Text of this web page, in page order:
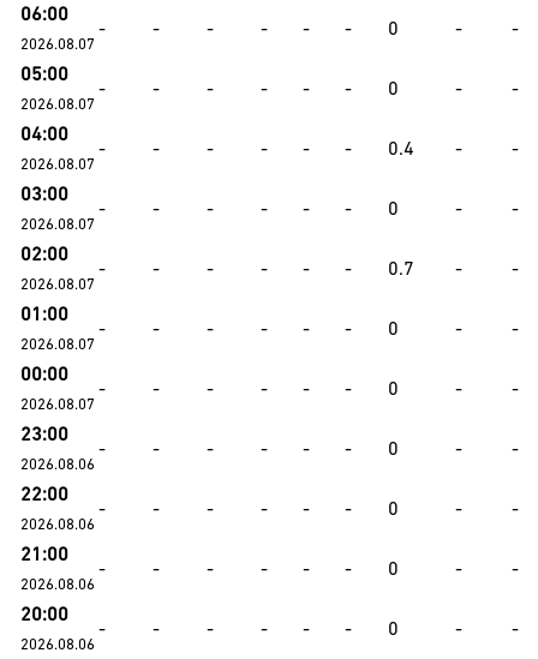
06:00
2026.08.07
- - - - - - 0 - -
05:00
2026.08.07
- - - - - - 0 - -
04:00
2026.08.07
- - - - - - 0.4 - -
03:00
2026.08.07
- - - - - - 0 - -
02:00
2026.08.07
- - - - - - 0.7 - -
01:00
2026.08.07
- - - - - - 0 - -
00:00
2026.08.07
- - - - - - 0 - -
23:00
2026.08.06
- - - - - - 0 - -
22:00
2026.08.06
- - - - - - 0 - -
21:00
2026.08.06
- - - - - - 0 - -
20:00
2026.08.06
- - - - - - 0 - -